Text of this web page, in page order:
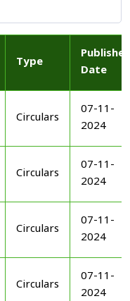
Type
Date
Circulars
07-11-
2024
Circulars
07-11-
2024
Circulars
07-11-
2024
Circulars
07-11-
2024